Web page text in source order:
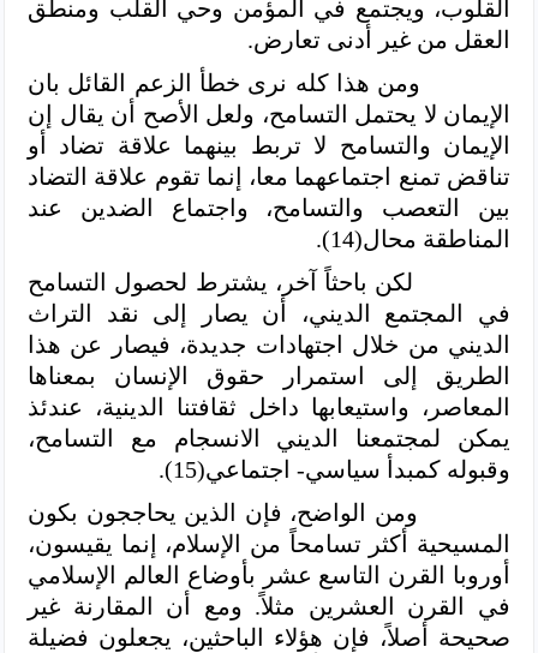
القلوب، ويجتمع في المؤمن وحي القلب ومنطق
العقل من غير أدنى تعارض.
ومن هذا كله نرى خطأ الزعم القائل بان
الإيمان لا يحتمل التسامح، ولعل الأصح أن يقال إن
الإيمان والتسامح لا تربط بينهما علاقة تضاد أو
تناقض تمنع اجتماعهما معا، إنما تقوم علاقة التضاد
بين التعصب والتسامح، واجتماع الضدين عند
المناطقة محال(14).
لكن باحثاً آخر، يشترط لحصول التسامح
في المجتمع الديني، أن يصار إلى نقد التراث
الديني من خلال اجتهادات جديدة، فيصار عن هذا
الطريق إلى استمرار حقوق الإنسان بمعناها
المعاصر، واستيعابها داخل ثقافتنا الدينية، عندئذ
يمكن لمجتمعنا الديني الانسجام مع التسامح،
وقبوله كمبدأ سياسي- اجتماعي(15).
ومن الواضح، فإن الذين يحاججون بكون
المسيحية أكثر تسامحاً من الإسلام، إنما يقيسون،
أوروبا القرن التاسع عشر بأوضاع العالم الإسلامي
في القرن العشرين مثلاً. ومع أن المقارنة غير
صحيحة أصلاً، فإن هؤلاء الباحثين، يجعلون فضيلة